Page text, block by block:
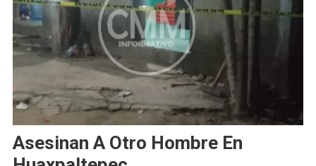
Asesinan A Otro Hombre En